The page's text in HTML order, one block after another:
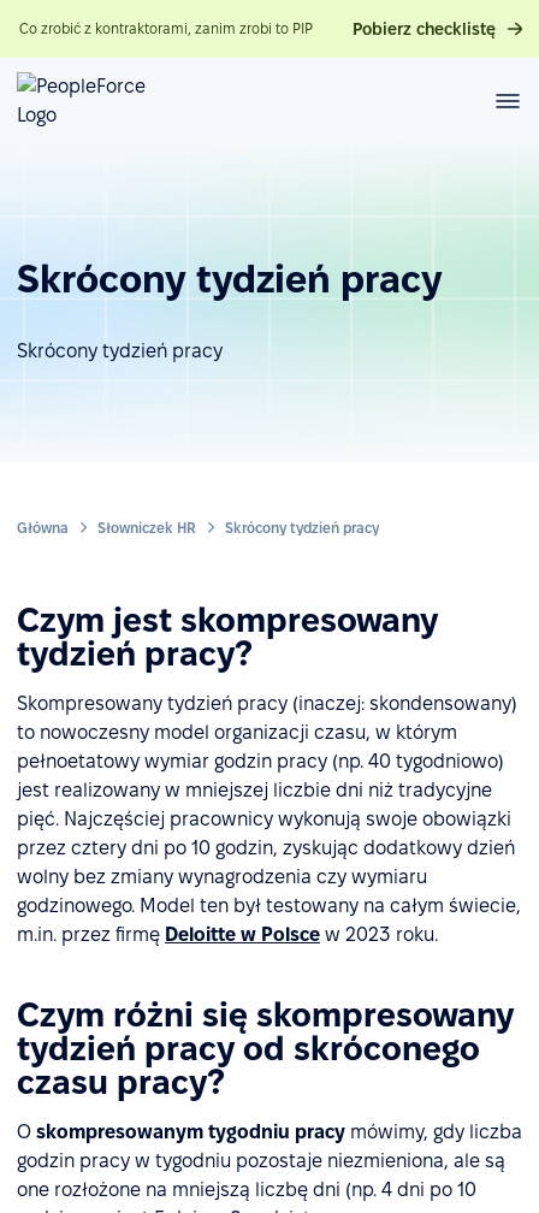
Co zrobić z kontraktorami, zanim zrobi to PIP Pobierz checklistę
Skrócony tydzień pracy
Skrócony tydzień pracy
Główna Słowniczek HR Skrócony tydzień pracy
Czym jest skompresowany
tydzień pracy?
Skompresowany tydzień pracy (inaczej: skondensowany)
to nowoczesny model organizacji czasu, w którym
pełnoetatowy wymiar godzin pracy (np. 40 tygodniowo)
jest realizowany w mniejszej liczbie dni niż tradycyjne
pięć. Najczęściej pracownicy wykonują swoje obowiązki
przez cztery dni po 10 godzin, zyskując dodatkowy dzień
wolny bez zmiany wynagrodzenia czy wymiaru
godzinowego. Model ten był testowany na całym świecie,
m.in. przez firmę Deloitte w Polsce w 2023 roku.
Czym różni się skompresowany
tydzień pracy od skróconego
czasu pracy?
O skompresowanym tygodniu pracy mówimy, gdy liczba
godzin pracy w tygodniu pozostaje niezmieniona, ale są
one rozłożone na mniejszą liczbę dni (np. 4 dni po 10